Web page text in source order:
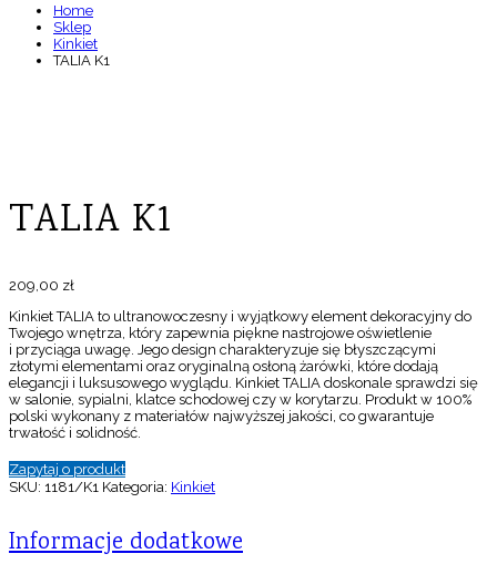
Home
Sklep
Kinkiet
TALIA K1
TALIA K1
209,00 zł
Kinkiet TALIA to ultranowoczesny i wyjątkowy element dekoracyjny do
Twojego wnętrza, który zapewnia piękne nastrojowe oświetlenie
i przyciąga uwagę. Jego design charakteryzuje się błyszczącymi
złotymi elementami oraz oryginalną osłoną żarówki, które dodają
elegancji i luksusowego wyglądu. Kinkiet TALIA doskonale sprawdzi się
w salonie, sypialni, klatce schodowej czy w korytarzu. Produkt w 100%
polski wykonany z materiałów najwyższej jakości, co gwarantuje
trwałość i solidność.
Zapytaj o produkt
SKU: 1181/K1 Kategoria: Kinkiet
Informacje dodatkowe